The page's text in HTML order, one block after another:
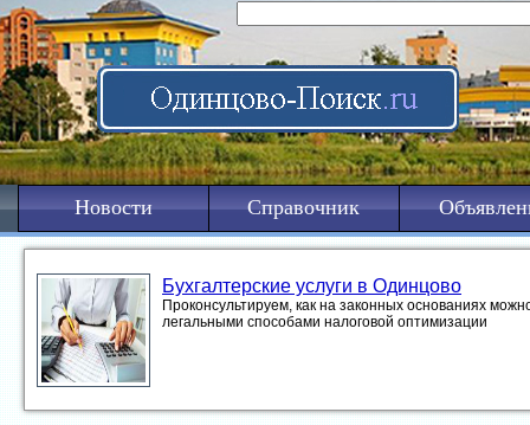
Новости Справочник
Бухгалтерские услуги в Одинцово
Проконсультируем, как на законных основаниях
легальными способами налоговой оптимизации